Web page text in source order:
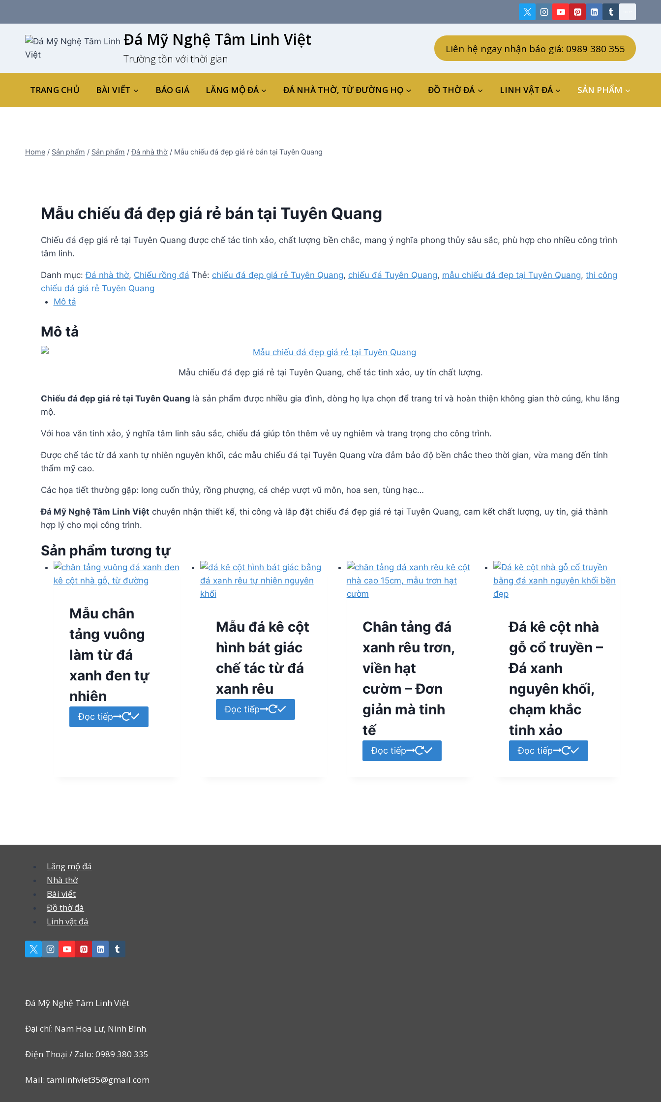
content
Đá Mỹ Nghệ Tâm Linh Việt
Trường tồn với thời gian
Liên hệ ngay nhận báo giá: 0989 380 355
TRANG CHỦ BÀI VIẾT BÁO GIÁ LĂNG MỘ ĐÁ ĐÁ NHÀ THỜ, TỪ ĐƯỜNG HỌ ĐỒ THỜ ĐÁ LINH VẬT ĐÁ SẢN PHẨM
Home / Sản phẩm / Sản phẩm / Đá nhà thờ / Mẫu chiếu đá đẹp giá rẻ bán tại Tuyên Quang
Mẫu chiếu đá đẹp giá rẻ bán tại Tuyên Quang
Chiếu đá đẹp giá rẻ tại Tuyên Quang được chế tác tinh xảo, chất lượng bền chắc, mang ý nghĩa phong thủy sâu sắc, phù hợp cho nhiều công trình
tâm linh.
Danh mục:Đá nhà thờ, Chiếu rồng đá Thẻ: chiếu đá đẹp giá rẻ Tuyên Quang, chiếu đá Tuyên Quang, mẫu chiếu đá đẹp tại Tuyên Quang, thi công
chiếu đá giá rẻ Tuyên Quang
Mô tả
Mô tả
Mẫu chiếu đá đẹp giá rẻ tại Tuyên Quang, chế tác tinh xảo, uy tín chất lượng.
Chiếu đá đẹp giá rẻ tại Tuyên Quang là sản phẩm được nhiều gia đình, dòng họ lựa chọn để trang trí và hoàn thiện không gian thờ cúng, khu lăng
mộ.
Với hoa văn tinh xảo, ý nghĩa tâm linh sâu sắc, chiếu đá giúp tôn thêm vẻ uy nghiêm và trang trọng cho công trình.
Được chế tác từ đá xanh tự nhiên nguyên khối, các mẫu chiếu đá tại Tuyên Quang vừa đảm bảo độ bền chắc theo thời gian, vừa mang đến tính
thẩm mỹ cao.
Các họa tiết thường gặp: long cuốn thủy, rồng phượng, cá chép vượt vũ môn, hoa sen, tùng hạc…
Đá Mỹ Nghệ Tâm Linh Việt chuyên nhận thiết kế, thi công và lắp đặt chiếu đá đẹp giá rẻ tại Tuyên Quang, cam kết chất lượng, uy tín, giá thành
hợp lý cho mọi công trình.
Sản phẩm tương tự
Mẫu chân
tảng vuông
làm từ đá
xanh đen tự
nhiên
Đọc tiếp
Mẫu đá kê cột
hình bát giác
chế tác từ đá
xanh rêu
Đọc tiếp
Chân tảng đá
xanh rêu trơn,
viền hạt
cườm – Đơn
giản mà tinh
tế
Đọc tiếp
Đá kê cột nhà
gỗ cổ truyền –
Đá xanh
nguyên khối,
chạm khắc
tinh xảo
Đọc tiếp
Lăng mộ đá
Nhà thờ
Bài viết
Đồ thờ đá
Linh vật đá
Đá Mỹ Nghệ Tâm Linh Việt
Đại chỉ: Nam Hoa Lư, Ninh Bình
Điện Thoại / Zalo: 0989 380 335
Mail: tamlinhviet35@gmail.com